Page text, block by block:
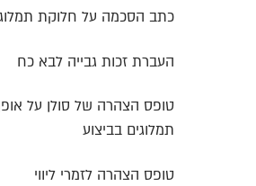
כתב הסכמה על חלוקת
העברת זכות גבייה לבא כח
טופס הצהרה של סולן על
תמלוגים בביצוע
טופס הצהרה לזמרי ליווי